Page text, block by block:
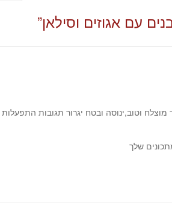
עם אגוזים וסילאן”
וטוב,ינוסה ובטח יגרור תגובות התפעלות